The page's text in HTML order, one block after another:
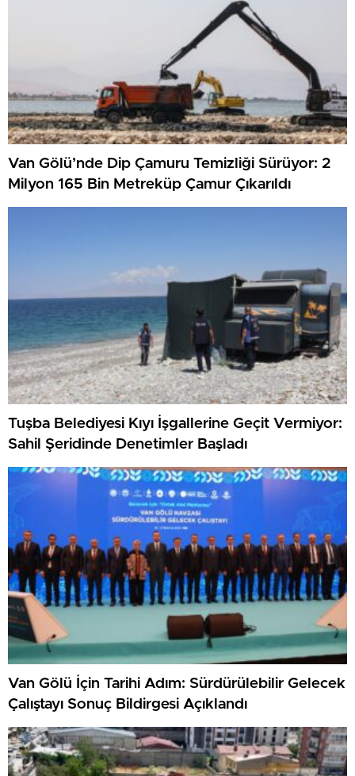
Van Gölü’nde Dip Çamuru Temizliği Sürüyor: 2
Milyon 165 Bin Metreküp Çamur Çıkarıldı
Tuşba Belediyesi Kıyı İşgallerine Geçit Vermiyor:
Sahil Şeridinde Denetimler Başladı
Van Gölü İçin Tarihi Adım: Sürdürülebilir Gelecek
Çalıştayı Sonuç Bildirgesi Açıklandı